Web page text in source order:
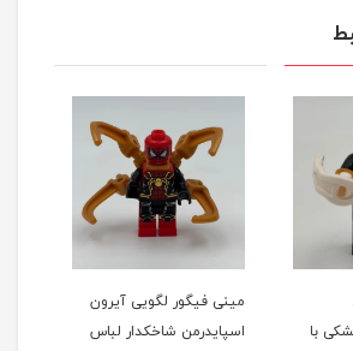
با
مینی فیگور لگویی آیرون
اسپایدرمن شاخکدار لباس